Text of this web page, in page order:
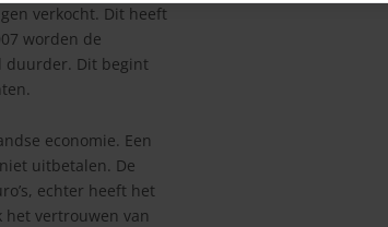
verkocht. Dit heeft
worden de
duurder. Dit begint
economie. Een
uitbetalen. De
echter heeft het
vertrouwen van